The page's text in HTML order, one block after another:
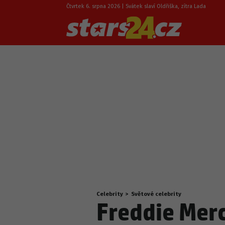
Čtvrtek 6. srpna 2026 | Svátek slaví Oldřiška, zítra Lada
Nacházíte
se
zde:
Celebrity > Světové celebrity
Freddie